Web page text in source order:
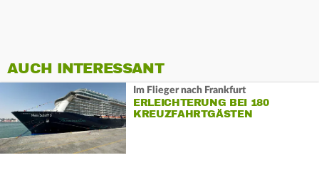
AUCH INTERESSANT
Im Flieger nach Frankfurt
ERLEICHTERUNG BEI 180
KREUZFAHRTGÄSTEN